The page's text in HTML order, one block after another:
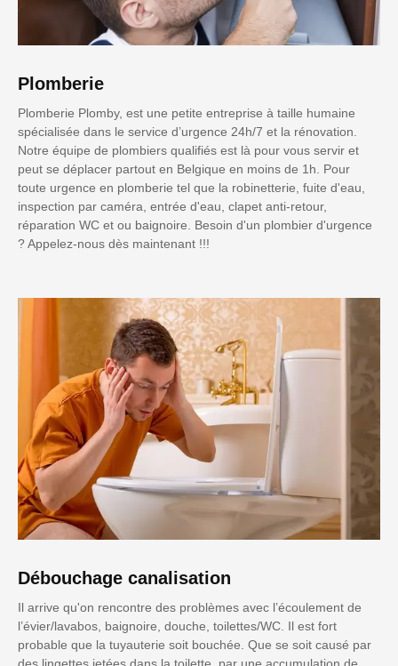
Plomberie
Plomberie Plomby, est une petite entreprise à taille humaine
spécialisée dans le service d’urgence 24h/7 et la rénovation.
Notre équipe de plombiers qualifiés est là pour vous servir et
peut se déplacer partout en Belgique en moins de 1h. Pour
toute urgence en plomberie tel que la robinetterie, fuite d'eau,
inspection par caméra, entrée d'eau, clapet anti-retour,
réparation WC et ou baignoire. Besoin d'un plombier d'urgence
? Appelez-nous dès maintenant !!!
Débouchage canalisation
Il arrive qu'on rencontre des problèmes avec l’écoulement de
l’évier/lavabos, baignoire, douche, toilettes/WC. Il est fort
probable que la tuyauterie soit bouchée. Que se soit causé par
des lingettes jetées dans la toilette, par une accumulation de